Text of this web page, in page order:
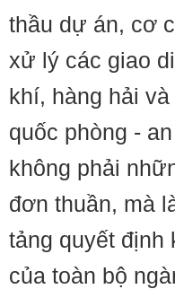
thầu dự án, cơ
xử lý các giao
khí, hàng hải
quốc phòng -
không phải
đơn thuần, mà
tảng quyết định
của toàn bộ